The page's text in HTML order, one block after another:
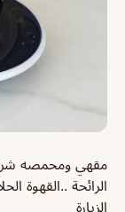
مقهي ومحمصه
الرائحة ..القهوة
الزيارة